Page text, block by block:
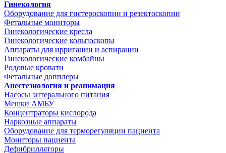
Гинекология
Оборудование для гистероскопии и резектоскопии
Фетальные мониторы
Гинекологические кресла
Гинекологические кольпоскопы
Аппараты для ирригации и аспирации
Гинекологические комбайны
Родовые кровати
Фетальные допплеры
Анестезиология и реанимация
Насосы энтерального питания
Мешки АМБУ
Концентраторы кислорода
Наркозные аппараты
Оборудование для терморегуляции пациента
Мониторы пациента
Дефибрилляторы